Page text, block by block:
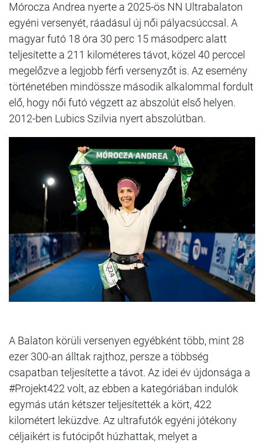
Mórocza Andrea nyerte a 2025-ös NN Ultrabalaton
egyéni versenyét, ráadásul új női pályacsúccsal. A
magyar futó 18 óra 30 perc 15 másodperc alatt
teljesítette a 211 kilométeres távot, közel 40 perccel
megelőzve a legjobb férfi versenyzőt is. Az esemény
történetében mindössze második alkalommal fordult
elő, hogy női futó végzett az abszolút első helyen.
2012-ben Lubics Szilvia nyert abszolútban.
A Balaton körüli versenyen egyébként több, mint 28
ezer 300-an álltak rajthoz, persze a többség
csapatban teljesítette a távot. Az idei év újdonsága a
#Projekt422 volt, az ebben a kategóriában indulók
egymás után kétszer teljesítették a kört, 422
kilométert leküzdve. Az ultrafutók egyéni jótékony
céljaikért is futócipőt húzhattak, melyet a